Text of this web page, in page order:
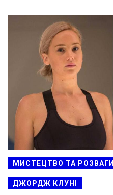
МИСТЕЦТВО ТА РОЗВАГИ
ДЖОРДЖ КЛУНІ